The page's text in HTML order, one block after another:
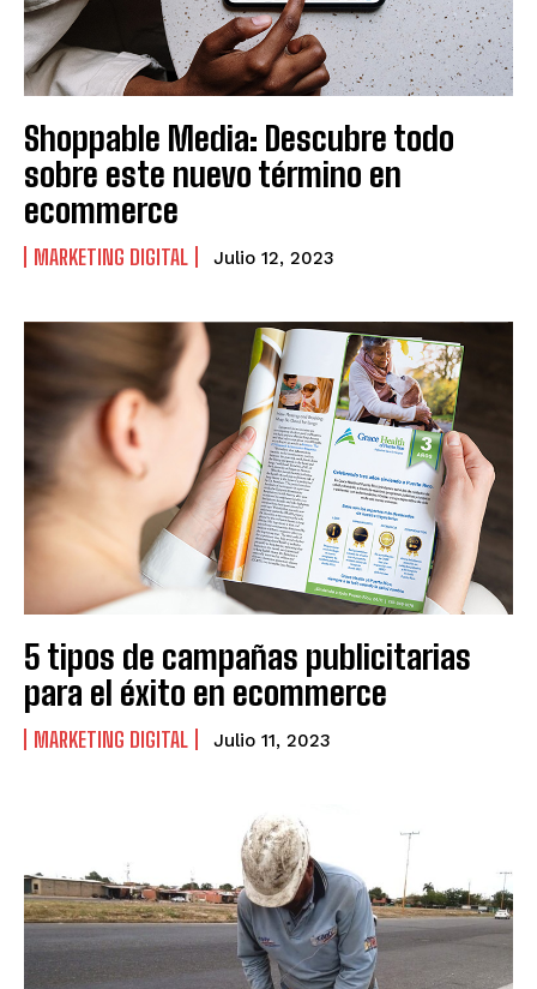
Shoppable Media: Descubre todo
sobre este nuevo término en
ecommerce
MARKETING DIGITAL Julio 12, 2023
5 tipos de campañas publicitarias
para el éxito en ecommerce
MARKETING DIGITAL Julio 11, 2023